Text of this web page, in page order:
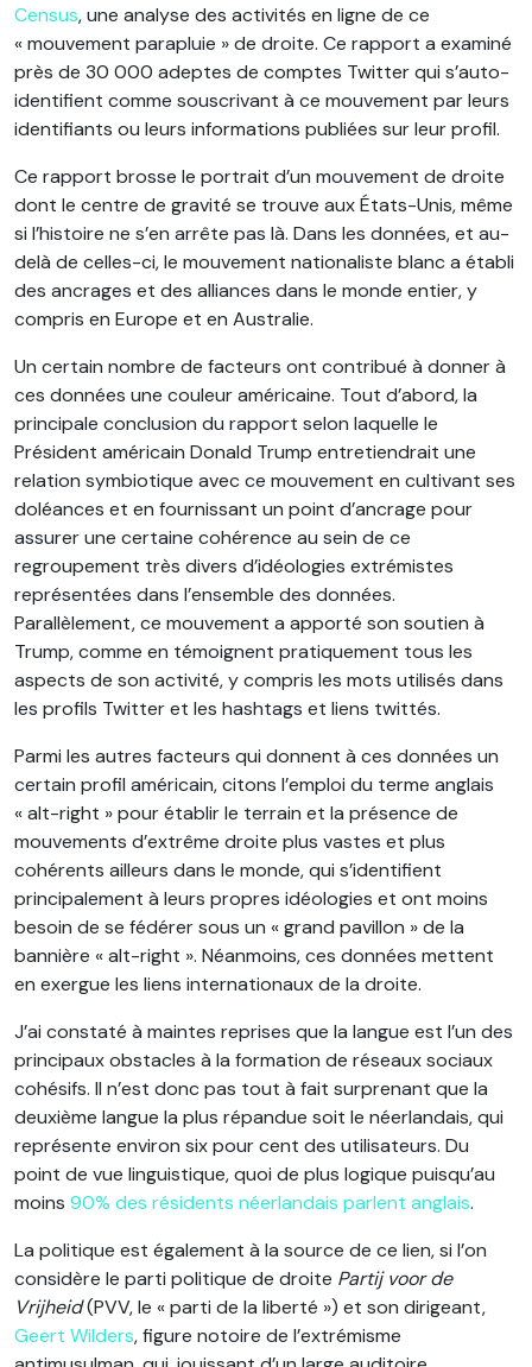
Census, une analyse des activités en ligne de ce
« mouvement parapluie » de droite. Ce rapport a examiné
près de 30 000 adeptes de comptes Twitter qui s’auto-
identifient comme souscrivant à ce mouvement par leurs
identifiants ou leurs informations publiées sur leur profil.
Ce rapport brosse le portrait d’un mouvement de droite
dont le centre de gravité se trouve aux États-Unis, même
si l’histoire ne s’en arrête pas là. Dans les données, et au-
delà de celles-ci, le mouvement nationaliste blanc a établi
des ancrages et des alliances dans le monde entier, y
compris en Europe et en Australie.
Un certain nombre de facteurs ont contribué à donner à
ces données une couleur américaine. Tout d’abord, la
principale conclusion du rapport selon laquelle le
Président américain Donald Trump entretiendrait une
relation symbiotique avec ce mouvement en cultivant ses
doléances et en fournissant un point d’ancrage pour
assurer une certaine cohérence au sein de ce
regroupement très divers d’idéologies extrémistes
représentées dans l’ensemble des données.
Parallèlement, ce mouvement a apporté son soutien à
Trump, comme en témoignent pratiquement tous les
aspects de son activité, y compris les mots utilisés dans
les profils Twitter et les hashtags et liens twittés.
Parmi les autres facteurs qui donnent à ces données un
certain profil américain, citons l’emploi du terme anglais
« alt-right » pour établir le terrain et la présence de
mouvements d’extrême droite plus vastes et plus
cohérents ailleurs dans le monde, qui s’identifient
principalement à leurs propres idéologies et ont moins
besoin de se fédérer sous un « grand pavillon » de la
bannière « alt-right ». Néanmoins, ces données mettent
en exergue les liens internationaux de la droite.
J’ai constaté à maintes reprises que la langue est l’un des
principaux obstacles à la formation de réseaux sociaux
cohésifs. Il n’est donc pas tout à fait surprenant que la
deuxième langue la plus répandue soit le néerlandais, qui
représente environ six pour cent des utilisateurs. Du
point de vue linguistique, quoi de plus logique puisqu’au
moins 90% des résidents néerlandais parlent anglais.
La politique est également à la source de ce lien, si l’on
considère le parti politique de droite Partij voor de
Vrijheid(PVV, le « parti de la liberté ») et son dirigeant,
Geert Wilders, figure notoire de l’extrémisme